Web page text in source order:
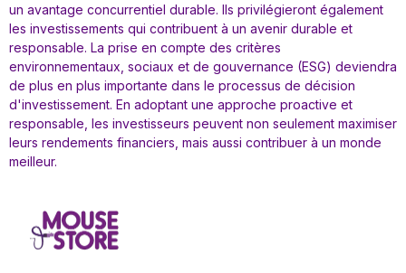
un avantage concurrentiel durable. Ils privilégieront également
les investissements qui contribuent à un avenir durable et
responsable. La prise en compte des critères
environnementaux, sociaux et de gouvernance (ESG) deviendra
de plus en plus importante dans le processus de décision
d'investissement. En adoptant une approche proactive et
responsable, les investisseurs peuvent non seulement maximiser
leurs rendements financiers, mais aussi contribuer à un monde
meilleur.